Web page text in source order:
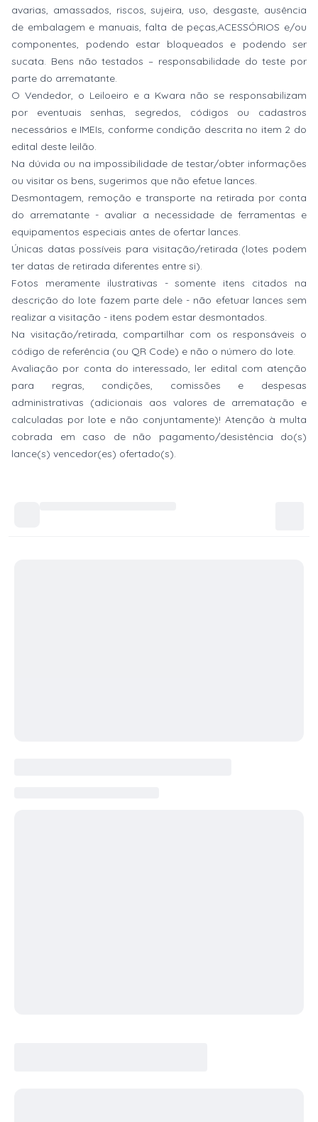
avarias, amassados, riscos, sujeira, uso, desgaste, ausência
de embalagem e manuais, falta de peças,ACESSÓRIOS e/ou
componentes, podendo estar bloqueados e podendo ser
sucata. Bens não testados – responsabilidade do teste por
parte do arrematante.
O Vendedor, o Leiloeiro e a Kwara não se responsabilizam
por eventuais senhas, segredos, códigos ou cadastros
necessários e IMEIs, conforme condição descrita no item 2 do
edital deste leilão.
Na dúvida ou na impossibilidade de testar/obter informações
ou visitar os bens, sugerimos que não efetue lances.
Desmontagem, remoção e transporte na retirada por conta
do arrematante - avaliar a necessidade de ferramentas e
equipamentos especiais antes de ofertar lances.
Únicas datas possíveis para visitação/retirada (lotes podem
ter datas de retirada diferentes entre si).
Fotos meramente ilustrativas - somente itens citados na
descrição do lote fazem parte dele - não efetuar lances sem
realizar a visitação - itens podem estar desmontados.
Na visitação/retirada, compartilhar com os responsáveis o
código de referência (ou QR Code) e não o número do lote.
Avaliação por conta do interessado, ler edital com atenção
para regras, condições, comissões e despesas
administrativas (adicionais aos valores de arrematação e
calculadas por lote e não conjuntamente)! Atenção à multa
cobrada em caso de não pagamento/desistência do(s)
lance(s) vencedor(es) ofertado(s).